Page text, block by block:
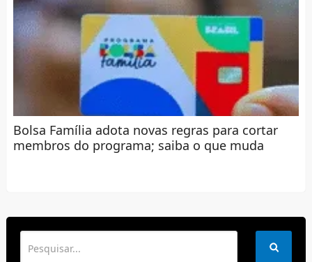
Bolsa Família adota novas regras para cortar
membros do programa; saiba o que muda